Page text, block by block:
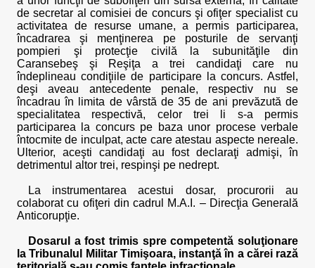
de secretar al comisiei de concurs şi ofiţer specialist cu
activitatea de resurse umane, a permis participarea,
încadrarea şi menţinerea pe posturile de servanţi
pompieri şi protecţie civilă la subunităţile din
Caransebeş şi Reşiţa a trei candidaţi care nu
îndeplineau condiţiile de participare la concurs. Astfel,
deşi aveau antecedente penale, respectiv nu se
încadrau în limita de vârstă de 35 de ani prevăzută de
specialitatea respectivă, celor trei li s-a permis
participarea la concurs pe baza unor procese verbale
întocmite de inculpat, acte care atestau aspecte nereale.
Ulterior, aceşti candidaţi au fost declaraţi admişi, în
detrimentul altor trei, respinşi pe nedrept.
La instrumentarea acestui dosar, procurorii au
colaborat cu ofiţeri din cadrul M.A.I. – Direcţia Generală
Anticorupţie.
Dosarul a fost trimis spre competentă soluţionare
la Tribunalul Militar Timişoara, instanţă în a cărei rază